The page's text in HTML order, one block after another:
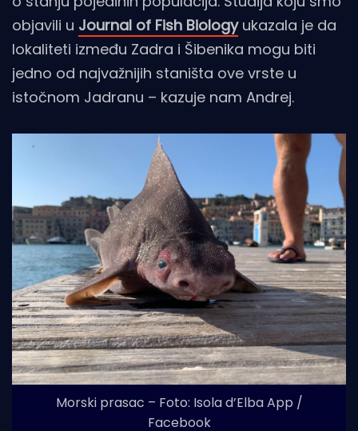
objavili u Journal of Fish Biologyukazala je da
lokaliteti između Zadra i Šibenika mogu biti
jedno od najvažnijih staništa ove vrste u
istočnom Jadranu – kazuje nam Andrej.
Morski prasac – Foto: Isola d’Elba App /
Facebook